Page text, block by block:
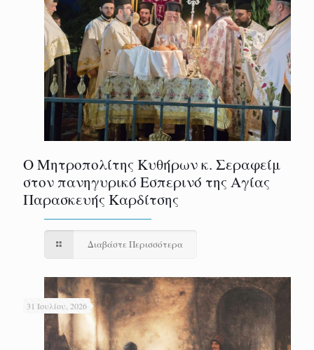
Ο Μητροπολίτης Κυθήρων κ. Σεραφείμ
στον πανηγυρικό Εσπερινό της Αγίας
Παρασκευής Καρδίτσης
Διαβάστε Περισσότερα
31 Ιουλίου, 2026